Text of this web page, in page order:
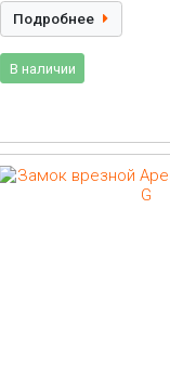
Подробнее
В наличии